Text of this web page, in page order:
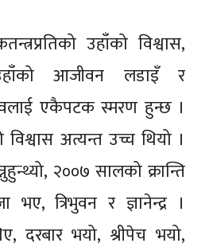
उहाँको विश्वास,
आजीवन लडाइँ र
एकैपटक स्मरण हुन्छ ।
विश्वास अत्यन्त उच्च थियो ।
२००७ सालको क्रान्ति
भए, त्रिभुवन र ज्ञानेन्द्र ।
दरबार भयो, श्रीपेच भयो,